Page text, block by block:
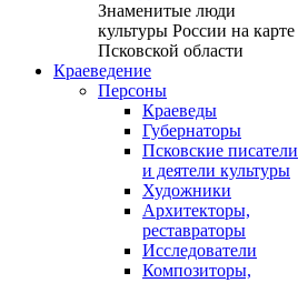
Знаменитые люди
культуры России на карте
Псковской области
Краеведение
Персоны
Краеведы
Губернаторы
Псковские писатели
и деятели культуры
Художники
Архитекторы,
реставраторы
Исследователи
Композиторы,